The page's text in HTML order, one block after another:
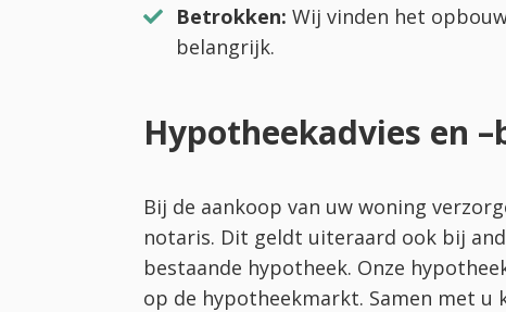
Betrokken: Wij vinden het
belangrijk.
Hypotheekadvies en
Bij de aankoop van uw woning
notaris. Dit geldt uiteraard ook bij
bestaande hypotheek. Onze
op de hypotheekmarkt. Samen met u